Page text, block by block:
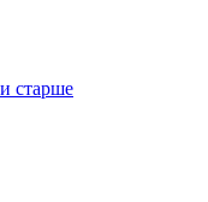
старше